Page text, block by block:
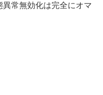
常無効化は完全にオマ